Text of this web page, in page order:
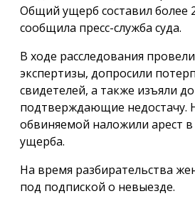
Общий ущерб составил более
сообщила пресс-служба суда.
В ходе расследования
экспертизы, допросили
свидетелей, а также изъяли
подтверждающие недостачу.
обвиняемой наложили арест
ущерба.
На время разбирательства
под подпиской о невыезде.